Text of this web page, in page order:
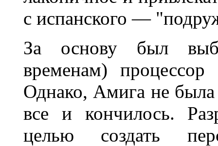
с испанского —
За основу был
временам)
Однако, Амига не
все и кончилось.
целью создать